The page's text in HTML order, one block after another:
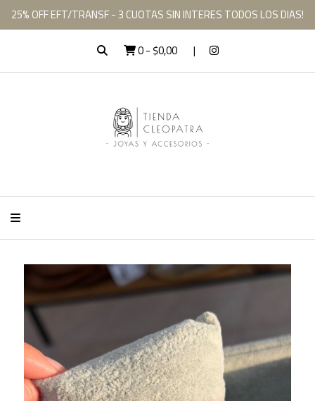
25% OFF EFT/TRANSF - 3 CUOTAS SIN INTERES TODOS LOS DIAS!
0-$0,00